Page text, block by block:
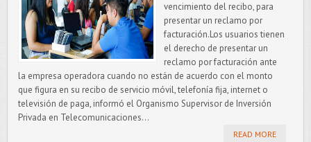
vencimiento del recibo, para
presentar un reclamo por
facturación.Los usuarios tienen
el derecho de presentar un
reclamo por facturación ante
la empresa operadora cuando no están de acuerdo con el monto
que figura en su recibo de servicio móvil, telefonía fija, internet o
televisión de paga, informó el Organismo Supervisor de Inversión
Privada en Telecomunicaciones...
READ MORE